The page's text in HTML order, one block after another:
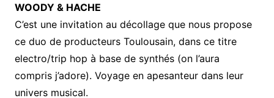
WOODY & HACHE
C’est une invitation au décollage que nous propose
ce duo de producteurs Toulousain, dans ce titre
electro/trip hop à base de synthés (on l’aura
compris j’adore). Voyage en apesanteur dans leur
univers musical.